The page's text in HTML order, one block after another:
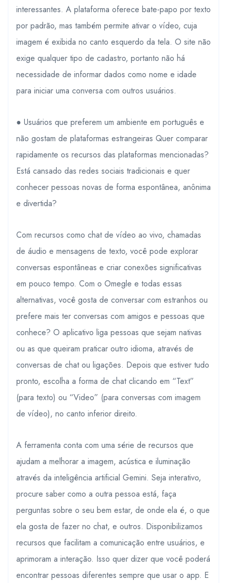
interessantes. A plataforma oferece bate-papo por texto
por padrão, mas também permite ativar o vídeo, cuja
imagem é exibida no canto esquerdo da tela. O site não
exige qualquer tipo de cadastro, portanto não há
necessidade de informar dados como nome e idade
para iniciar uma conversa com outros usuários.
● Usuários que preferem um ambiente em português e
não gostam de plataformas estrangeiras Quer comparar
rapidamente os recursos das plataformas mencionadas?
Está cansado das redes sociais tradicionais e quer
conhecer pessoas novas de forma espontânea, anônima
e divertida?
Com recursos como chat de vídeo ao vivo, chamadas
de áudio e mensagens de texto, você pode explorar
conversas espontâneas e criar conexões significativas
em pouco tempo. Com o Omegle e todas essas
alternativas, você gosta de conversar com estranhos ou
prefere mais ter conversas com amigos e pessoas que
conhece? O aplicativo liga pessoas que sejam nativas
ou as que queiram praticar outro idioma, através de
conversas de chat ou ligações. Depois que estiver tudo
pronto, escolha a forma de chat clicando em “Text”
(para texto) ou “Video” (para conversas com imagem
de vídeo), no canto inferior direito.
A ferramenta conta com uma série de recursos que
ajudam a melhorar a imagem, acústica e iluminação
através da inteligência artificial Gemini. Seja interativo,
procure saber como a outra pessoa está, faça
perguntas sobre o seu bem estar, de onde ela é, o que
ela gosta de fazer no chat, e outros. Disponibilizamos
recursos que facilitam a comunicação entre usuários, e
aprimoram a interação. Isso quer dizer que você poderá
encontrar pessoas diferentes sempre que usar o app. E